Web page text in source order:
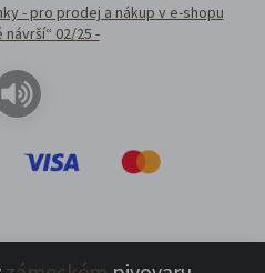
- pro prodej a nákup v e-shopu
návrší“ 02/25 -